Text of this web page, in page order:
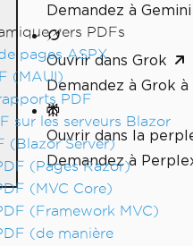
vers PDFs
pages ASPX
(MAUI)
PDF
sur les serveurs Blazor
(Blazor Server)
(Pages Razor)
(MVC Core)
(Framework MVC)
(de manière
Demandez à
Ouvrir dans Grok
Demandez à Grok
Ouvrir dans la
Demandez à